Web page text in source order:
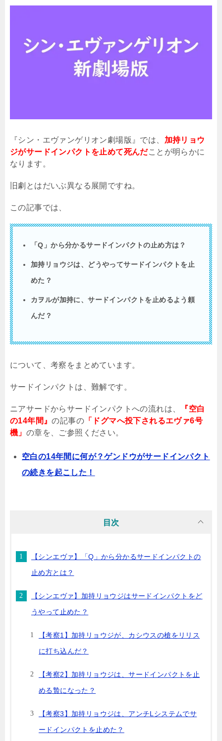
『シン・エヴァンゲリオン劇場版』では、 加持リョウ
ジがサードインパクトを止めて死んだことが明らかに
なります。
旧劇とはだいぶ異なる展開ですね。
この記事では、
「Q」から分かるサードインパクトの止め方は？
加持リョウジは、どうやってサードインパクトを止
めた？
カヲルが加持に、サードインパクトを止めるよう頼
んだ？
について、考察をまとめています。
サードインパクトは、難解です。
ニアサードからサードインパクトへの流れは、
『空白
の14年間』の記事の 「ドグマへ投下されるエヴァ6号
機」 の章を、ご参照ください。
空白の14年間に何が？ゲンドウがサードインパクト
の続きを起こした！
目次
【シンエヴァ】「Q」から分かるサードインパクトの
止め方とは？
【シンエヴァ】加持リョウジはサードインパクトをど
うやって止めた？
【考察1】加持リョウジが、カシウスの槍をリリス
に打ち込んだ？
【考察2】加持リョウジは、サードインパクトを止
める贄になった？
【考察3】加持リョウジは、アンチLシステムでサ
ードインパクトを止めた？